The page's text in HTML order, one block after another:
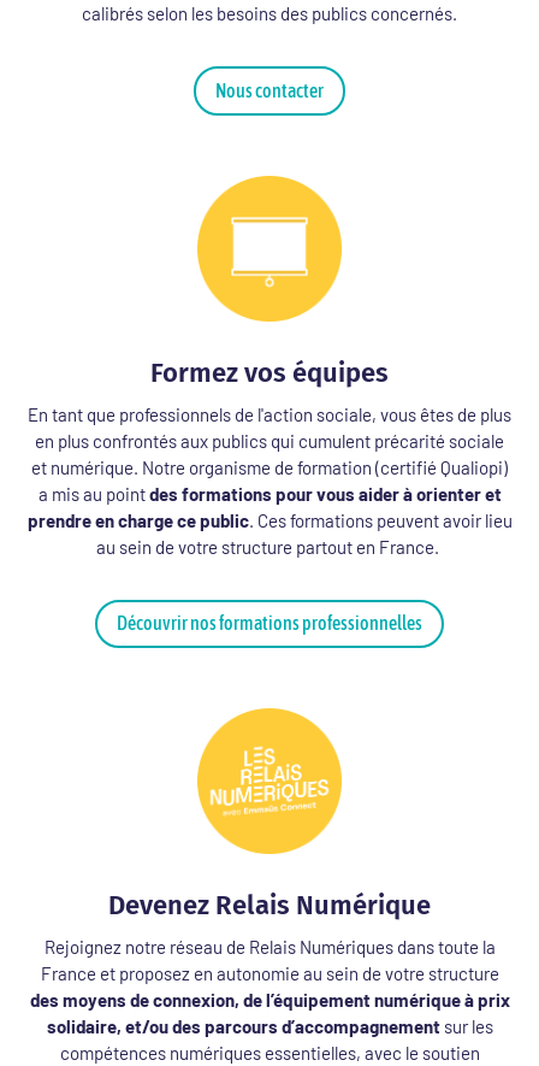
calibrés selon les besoins des publics concernés.
Nous contacter
Formez vos équipes
En tant que professionnels de l'action sociale, vous êtes de plus
en plus confrontés aux publics qui cumulent précarité sociale
et numérique. Notre organisme de formation (certifié Qualiopi)
a mis au pointdes formations pour vous aiderà orienter et
prendre en charge ce public. Ces formations peuvent avoir lieu
au sein de votre structure partout en France.
Découvrir nos formations professionnelles
Devenez Relais Numérique
Rejoignez notre réseau de Relais Numériques dans toute la
France et proposez en autonomie au sein de votre structure
des moyens de connexion, de l’équipement numérique à prix
solidaire, et/ou des parcours d’accompagnementsur les
compétences numériques essentielles, avec le soutien